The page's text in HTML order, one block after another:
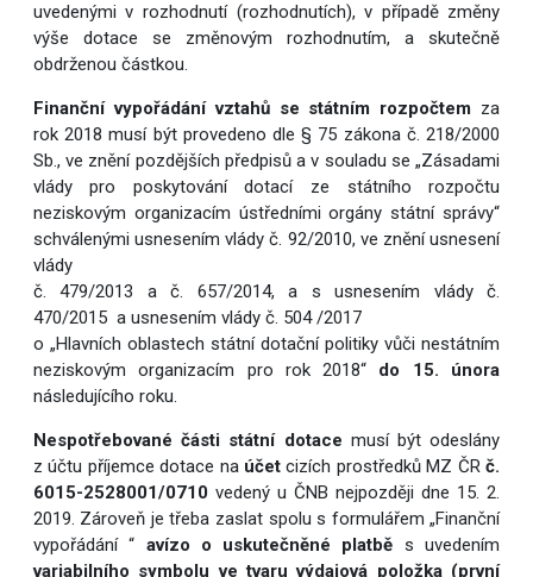
uvedenými v rozhodnutí (rozhodnutích), v případě změny
výše dotace se změnovým rozhodnutím, a skutečně
obdrženou částkou.
Finanční vypořádání vztahů se státním rozpočtem za
rok 2018 musí být provedeno dle § 75 zákona č. 218/2000
Sb., ve znění pozdějších předpisů a v souladu se „Zásadami
vlády pro poskytování dotací ze státního rozpočtu
neziskovým organizacím ústředními orgány státní správy“
schválenými usnesením vlády č. 92/2010, ve znění usnesení
vlády
č. 479/2013 a č. 657/2014, a s usnesením vlády č.
470/2015 a usnesením vlády č. 504 /2017
o „Hlavních oblastech státní dotační politiky vůči nestátním
neziskovým organizacím pro rok 2018“ do 15. února
následujícího roku.
Nespotřebované části státní dotace musí být odeslány
z účtu příjemce dotace na účetcizích prostředků MZ ČRč.
6015-2528001/0710vedený u ČNB nejpozději dne 15. 2.
2019. Zároveň je třeba zaslat spolu s formulářem „Finanční
vypořádání “ avízo o uskutečněné platbě s uvedením
variabilního symbolu ve tvaru výdajová položka (první